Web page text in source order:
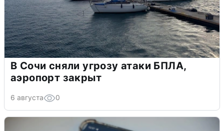
В Сочи сняли угрозу атаки БПЛА,
аэропорт закрыт
6 августа 0